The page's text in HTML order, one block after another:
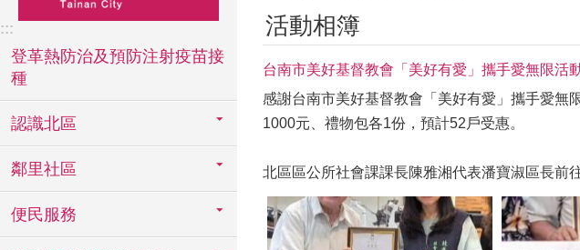
:::
登革熱防治及預防注射疫苗接
種
認識北區
鄰里社區
便民服務
活動相簿
台南市美好基督教會「美好有愛」攜手愛無限活
感謝台南市美好基督教會「美好有愛」攜手愛無
1000元、禮物包各1份，預計52戶受惠。
北區區公所社會課課長陳雅湘代表潘寶淑區長前